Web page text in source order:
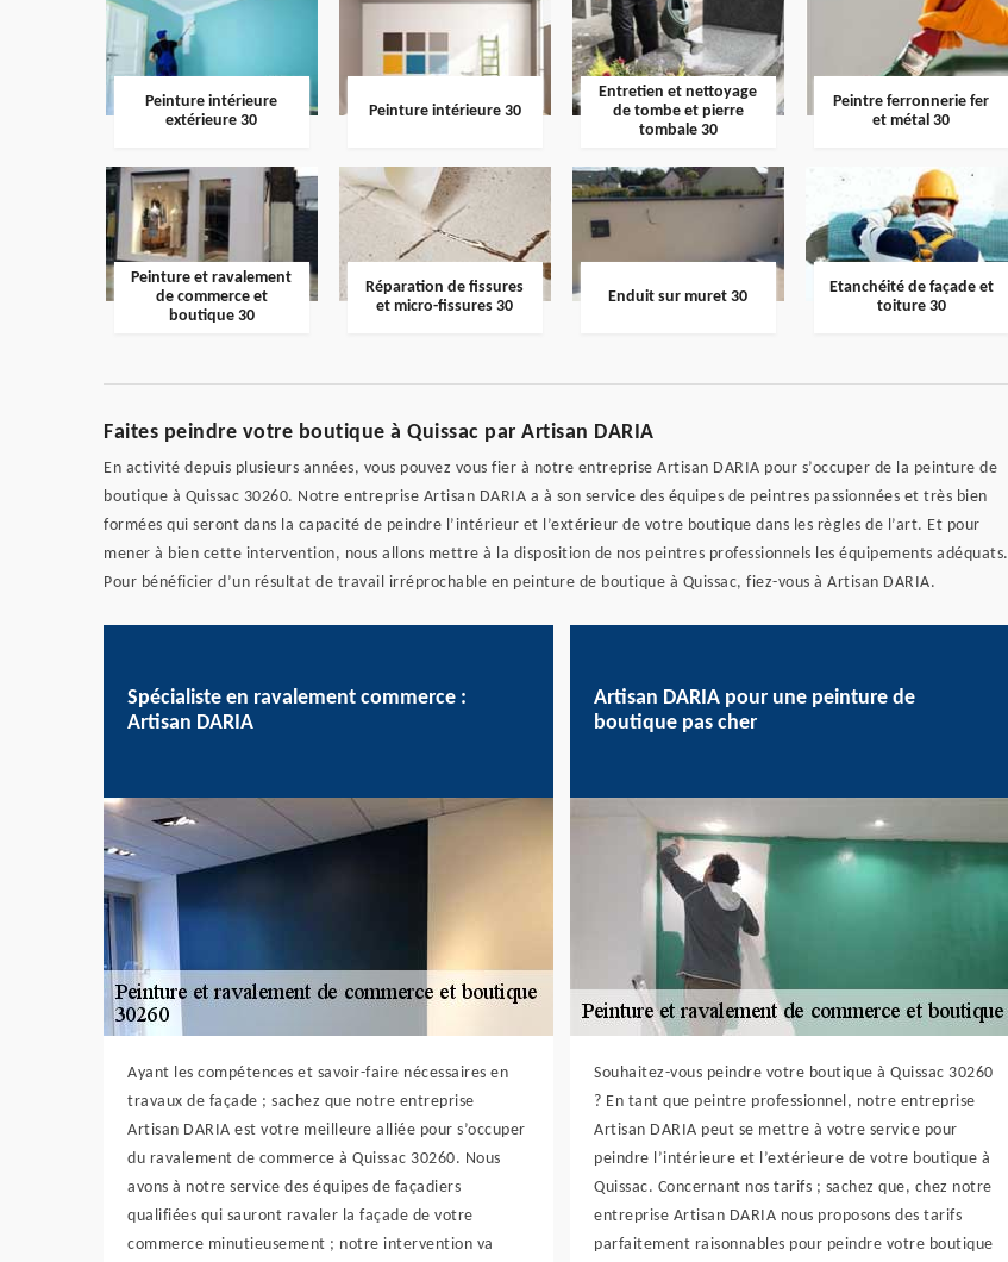
Peinture intérieure
extérieure 30
Peinture intérieure 30
Entretien et nettoyage
de tombe et pierre
tombale 30
Peintre ferronnerie fer
et métal 30
Peinture et ravalement
de commerce et
boutique 30
Réparation de fissures
et micro-fissures 30
Enduit sur muret 30
Etanchéité de façade et
toiture 30
Faites peindre votre boutique à Quissac par Artisan DARIA
En activité depuis plusieurs années, vous pouvez vous fier à notre entreprise Artisan DARIA pour s’occuper de la peinture de
boutique à Quissac 30260. Notre entreprise Artisan DARIA a à son service des équipes de peintres passionnées et très bien
formées qui seront dans la capacité de peindre l’intérieur et l’extérieur de votre boutique dans les règles de l’art. Et pour
mener à bien cette intervention, nous allons mettre à la disposition de nos peintres professionnels les équipements adéquats.
Pour bénéficier d’un résultat de travail irréprochable en peinture de boutique à Quissac, fiez-vous à Artisan DARIA.
Spécialiste en ravalement commerce :
Artisan DARIA
Ayant les compétences et savoir-faire nécessaires en
travaux de façade ; sachez que notre entreprise
Artisan DARIA est votre meilleure alliée pour s’occuper
du ravalement de commerce à Quissac 30260. Nous
avons à notre service des équipes de façadiers
qualifiées qui sauront ravaler la façade de votre
commerce minutieusement ; notre intervention va
Artisan DARIA pour une peinture de
boutique pas cher
Souhaitez-vous peindre votre boutique à Quissac 30260
? En tant que peintre professionnel, notre entreprise
Artisan DARIA peut se mettre à votre service pour
peindre l’intérieure et l’extérieure de votre boutique à
Quissac. Concernant nos tarifs ; sachez que, chez notre
entreprise Artisan DARIA nous proposons des tarifs
parfaitement raisonnables pour peindre votre boutique